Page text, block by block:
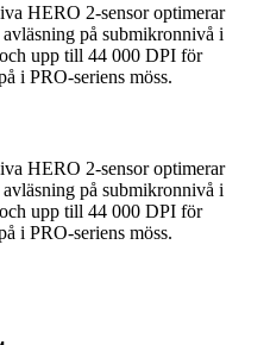
HERO 2-sensor optimerar
på submikronnivå i
upp till 44 000 DPI för
i PRO-seriens möss.
HERO 2-sensor optimerar
på submikronnivå i
upp till 44 000 DPI för
i PRO-seriens möss.